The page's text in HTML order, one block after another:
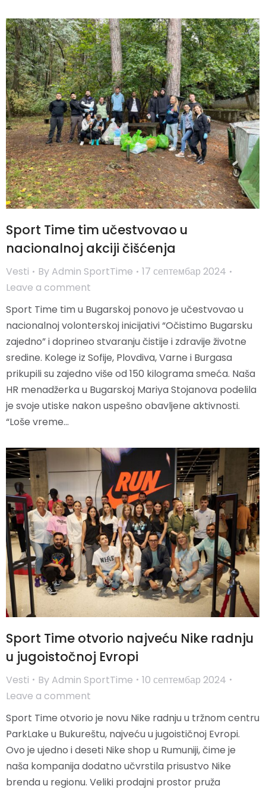
Sport Time tim učestvovao u
nacionalnoj akciji čišćenja
Vesti By Admin SportTime
17 септембар 2024
Leave a comment
Sport Time tim u Bugarskoj ponovo je učestvovao u
nacionalnoj volonterskoj inicijativi “Očistimo Bugarsku
zajedno” i doprineo stvaranju čistije i zdravije životne
sredine. Kolege iz Sofije, Plovdiva, Varne i Burgasa
prikupili su zajedno više od 150 kilograma smeća. Naša
HR menadžerka u Bugarskoj Mariya Stojanova podelila
je svoje utiske nakon uspešno obavljene aktivnosti.
“Loše vreme…
Sport Time otvorio najveću Nike radnju
u jugoistočnoj Evropi
Vesti By Admin SportTime
10 септембар 2024
Leave a comment
Sport Time otvorio je novu Nike radnju u tržnom centru
ParkLake u Bukureštu, najveću u jugoističnoj Evropi.
Ovo je ujedno i deseti Nike shop u Rumuniji, čime je
naša kompanija dodatno učvrstila prisustvo Nike
brenda u regionu. Veliki prodajni prostor pruža